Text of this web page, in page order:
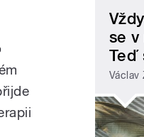
se v
Teď
Václav